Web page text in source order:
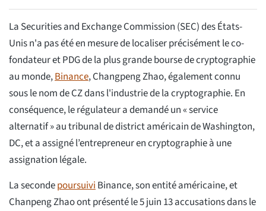
La Securities and Exchange Commission (SEC) des États-
Unis n'a pas été en mesure de localiser précisément le co-
fondateur et PDG de la plus grande bourse de cryptographie
au monde,Binance, Changpeng Zhao, également connu
sous le nom de CZ dans l'industrie de la cryptographie. En
conséquence, le régulateur a demandé un « service
alternatif » au tribunal de district américain de Washington,
DC, et a assigné l’entrepreneur en cryptographie à une
assignation légale.
La secondepoursuiviBinance, son entité américaine, et
Chanpeng Zhao ont présenté le 5 juin 13 accusations dans le